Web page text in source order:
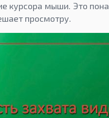
курсора мыши. Это
просмотру.